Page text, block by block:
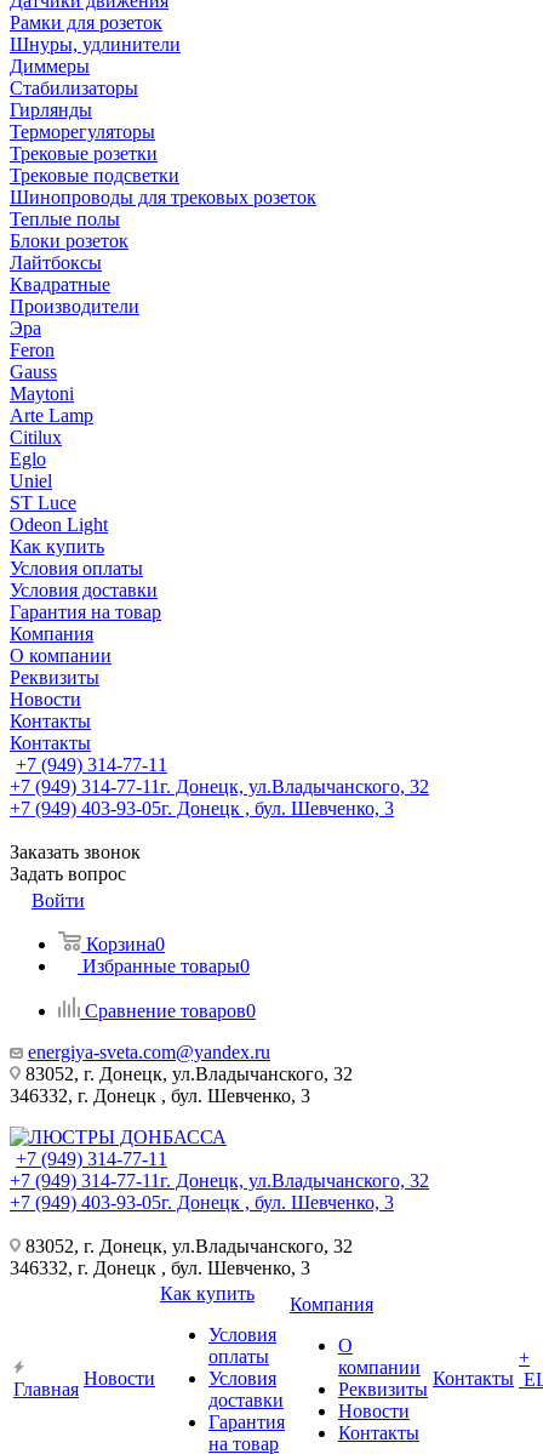
Рамки для розеток
Шнуры, удлинители
Диммеры
Стабилизаторы
Гирлянды
Терморегуляторы
Трековые розетки
Трековые подсветки
Шинопроводы для трековых розеток
Теплые полы
Блоки розеток
Лайтбоксы
Квадратные
Производители
Эра
Feron
Gauss
Maytoni
Arte Lamp
Citilux
Eglo
Uniel
ST Luce
Odeon Light
Как купить
Условия оплаты
Условия доставки
Гарантия на товар
Компания
О компании
Реквизиты
Новости
Контакты
Контакты
+7 (949) 314-77-11
+7 (949) 314-77-11г. Донецк, ул.Владычанского, 32
+7 (949) 403-93-05г. Донецк , бул. Шевченко, 3
Заказать звонок
Задать вопрос
Войти
Корзина0
Избранные товары0
Сравнение товаров0
energiya-sveta.com@yandex.ru
83052, г. Донецк, ул.Владычанского, 32
346332, г. Донецк , бул. Шевченко, 3
+7 (949) 314-77-11
+7 (949) 314-77-11г. Донецк, ул.Владычанского, 32
+7 (949) 403-93-05г. Донецк , бул. Шевченко, 3
83052, г. Донецк, ул.Владычанского, 32
346332, г. Донецк , бул. Шевченко, 3
Главная
Новости
Как купить
Условия
оплаты
Условия
доставки
Гарантия
на товар
Компания
О
компании
Реквизиты
Новости
Контакты
Контакты
+